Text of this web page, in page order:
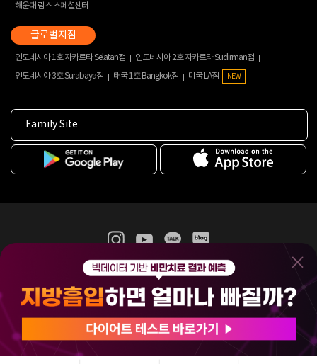
해운대 람스 스페셜센터
인도네시아 1호 자카르타 Selatan점
인도네시아 2호 자카르타 Sudirman점
인도네시아 3호 Surabaya점
태국 1호 Bangkok점 미국 LA점 NEW
Family Site
365mc 병·의원 이용약관
홈페이지 이용약관
비급여진료수가
(주)365mcㅣ서울특별시 서초구 서초대로52길 7, 3~4층(서초동, 제일빌딩)
120-87-04354ㅣ김남철
COPYRIGHT(C) 2025 365mc. ALL RIGHTS RESERVED.